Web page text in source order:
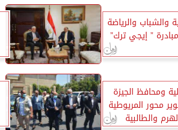
والشباب والرياضة
” إيجي ترك”
ومحافظ الجيزة
محور المريوطية
والطالبية